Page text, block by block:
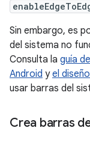
Sin embargo, es
del sistema no
Consulta la guía
Android yel
usar barras del
Crea barras